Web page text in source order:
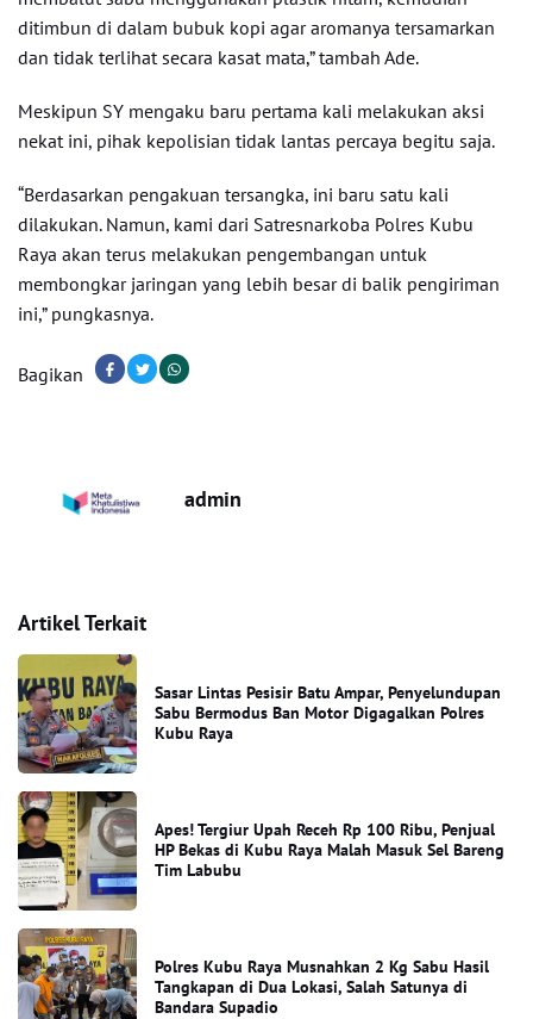
ditimbun di dalam bubuk kopi agar aromanya tersamarkan
dan tidak terlihat secara kasat mata,” tambah Ade.
Meskipun SY mengaku baru pertama kali melakukan aksi
nekat ini, pihak kepolisian tidak lantas percaya begitu saja.
“Berdasarkan pengakuan tersangka, ini baru satu kali
dilakukan. Namun, kami dari Satresnarkoba Polres Kubu
Raya akan terus melakukan pengembangan untuk
membongkar jaringan yang lebih besar di balik pengiriman
ini,” pungkasnya.
Bagikan
admin
Artikel Terkait
Sasar Lintas Pesisir Batu Ampar, Penyelundupan
Sabu Bermodus Ban Motor Digagalkan Polres
Kubu Raya
Apes! Tergiur Upah Receh Rp 100 Ribu, Penjual
HP Bekas di Kubu Raya Malah Masuk Sel Bareng
Tim Labubu
Polres Kubu Raya Musnahkan 2 Kg Sabu Hasil
Tangkapan di Dua Lokasi, Salah Satunya di
Bandara Supadio